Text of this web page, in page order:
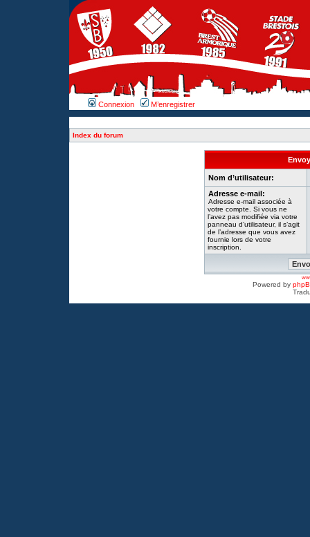
Connexion M’enregistrer
Index du forum
Nom d’utilisateur:
Adresse e-mail:
Adresse e-mail associée à
votre compte. Si vous ne
l’avez pas modifiée via votre
panneau d’utilisateur, il s’agit
de l’adresse que vous avez
fournie lors de votre
inscription.
Powered by